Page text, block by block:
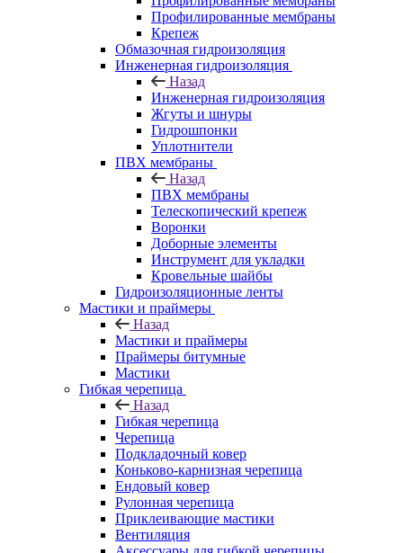
Профилированные мембраны
Крепеж
Обмазочная гидроизоляция
Инженерная гидроизоляция
Назад
Инженерная гидроизоляция
Жгуты и шнуры
Гидрошпонки
Уплотнители
ПВХ мембраны
Назад
ПВХ мембраны
Телескопический крепеж
Воронки
Доборные элементы
Инструмент для укладки
Кровельные шайбы
Гидроизоляционные ленты
Мастики и праймеры
Назад
Мастики и праймеры
Праймеры битумные
Мастики
Гибкая черепица
Назад
Гибкая черепица
Черепица
Подкладочный ковер
Коньково-карнизная черепица
Ендовый ковер
Рулонная черепица
Приклеивающие мастики
Вентиляция